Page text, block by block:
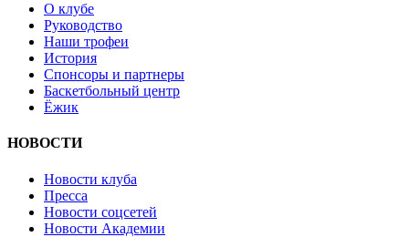
О клубе
Руководство
Наши трофеи
История
Спонсоры и партнеры
Баскетбольный центр
Ёжик
НОВОСТИ
Новости клуба
Пресса
Новости соцсетей
Новости Академии